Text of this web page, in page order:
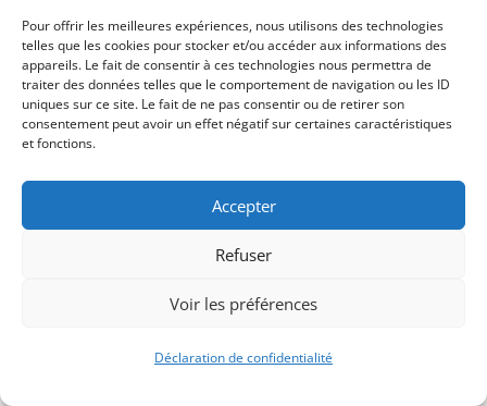
Pour offrir les meilleures expériences, nous utilisons des technologies
telles que les cookies pour stocker et/ou accéder aux informations des
appareils. Le fait de consentir à ces technologies nous permettra de
traiter des données telles que le comportement de navigation ou les ID
uniques sur ce site. Le fait de ne pas consentir ou de retirer son
consentement peut avoir un effet négatif sur certaines caractéristiques
et fonctions.
Accepter
Refuser
Voir les préférences
Déclaration de confidentialité
protection des données.
Informations concernant le droit
d’opposition au traitement
Les utilisateurs doivent savoir que si leurs
données personnelles sont traitées à des fins
ce traitement à tout moment sans aucune